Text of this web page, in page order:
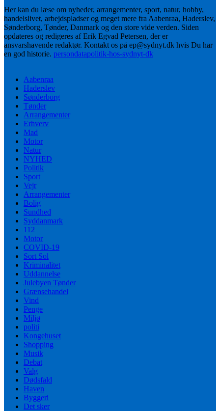
Her kan du læse om nyheder, arrangementer, sport, natur, hobby,
handelslivet, arbejdspladser og meget mere fra Aabenraa, Haderslev,
Sønderborg, Tønder, Danmark og den store vide verden. Siden
opdateres og redigeres af Erik Egvad Petersen, der er
ansvarshavende redaktør. Kontakt os på ep@sydnyt.dk hvis Du har
en god historie. persondatapolitik-hos-sydnyt-dk
Aabenraa
Haderslev
Sønderborg
Tønder
Arrangementer
Erhverv
Mad
Motor
Natur
NYHED
Politik
Sport
Vejr
Arrangementer
Bolig
Sundhed
Syddanmark
112
Motor
COVID-19
Sort Sol
Kriminalitet
Uddannelse
Julebyen Tønder
Grænsehandel
Vind
Penge
Miljø
politi
Kongehuset
Shopping
Musik
Debat
Valg
Dødsfald
Haven
Byggeri
Det sker